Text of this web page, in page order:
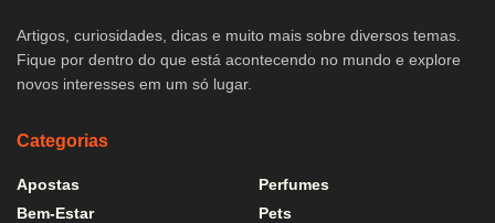
Artigos, curiosidades, dicas e muito mais sobre diversos temas.
Fique por dentro do que está acontecendo no mundo e explore
novos interesses em um só lugar.
Categorias
Apostas
Bem-Estar
Perfumes
Pets